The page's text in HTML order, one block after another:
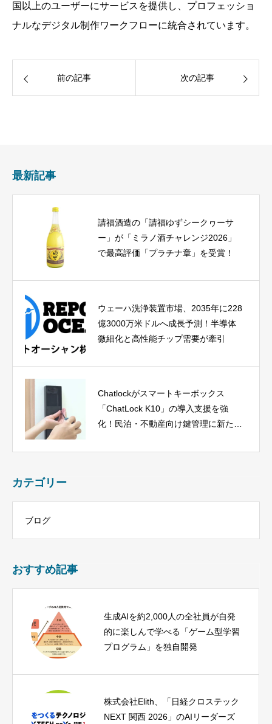
国以上のユーザーにサービスを提供し、プロフェッショ
ナルなデジタル制作ワークフローに統合されています。
前の記事 次の記事
最新記事
請福酒造の「請福ゆずシークヮーサ
ー」が「ミラノ酒チャレンジ2026」
で最高評価「プラチナ章」を受賞！
ウェーハ洗浄装置市場、2035年に228
億3000万米ドルへ成長予測！半導体
微細化と高性能チップ需要が牽引
Chatlockがスマートキーボックス
「ChatLock K10」の導入支援を強
化！民泊・不動産向け鍵管理に新たな
カテゴリー
ブログ
おすすめ記事
生成AIを約2,000人の全社員が自発
的に楽しんで学べる「ゲーム型学習
プログラム」を独自開発
株式会社Elith、「日経クロステック
NEXT 関西 2026」のAIリーダーズ